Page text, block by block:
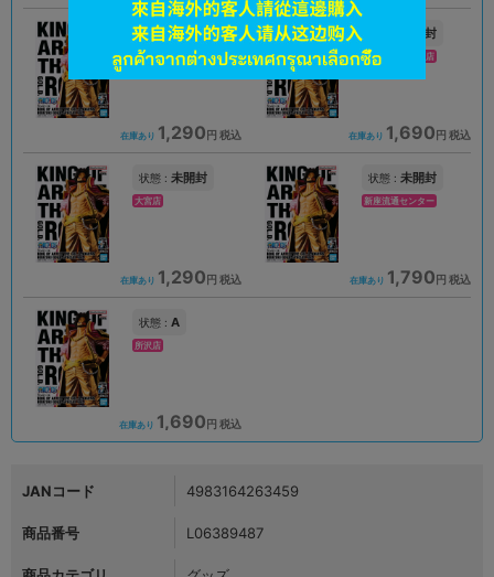
状態 :未開封
名古屋店本館
在庫あり 1,290円 税込
未開封
スマーク伊勢崎店
在庫あり 1,690円 税込
状態 : 未開封
大宮店
在庫あり 1,290円 税込
状態 : 未開封
新座流通センター
在庫あり 1,790円 税込
状態 : A
所沢店
在庫あり 1,690円 税込
JANコード 4983164263459
商品番号 L06389487